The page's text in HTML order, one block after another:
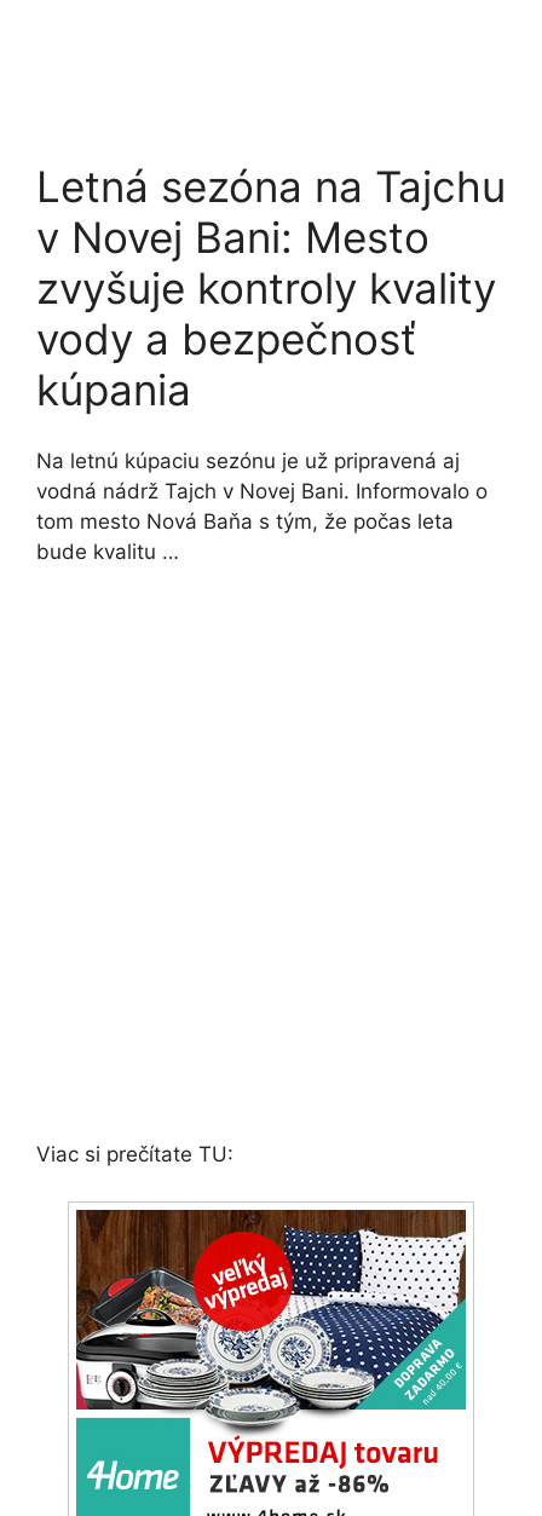
Letná sezóna na Tajchu
v Novej Bani: Mesto
zvyšuje kontroly kvality
vody a bezpečnosť
kúpania
Na letnú kúpaciu sezónu je už pripravená aj
vodná nádrž Tajch v Novej Bani. Informovalo o
tom mesto Nová Baňa s tým, že počas leta
bude kvalitu …
Viac si prečítate TU: